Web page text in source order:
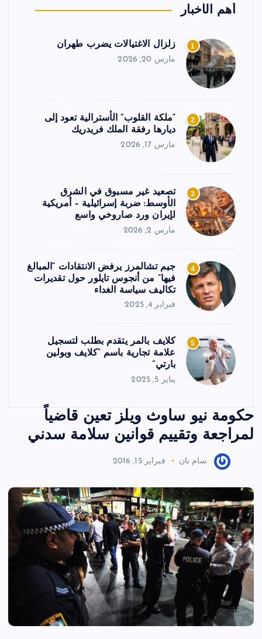
أهم الأخبار
1 زلزال الاغتيالات يضرب طهران
مارس 20, 2026
2
“ملكة القلوب” الأسترالية تعود إلى
ديارها رفقة الملك فريدريك
مارس 17, 2026
3
تصعيد غير مسبوق في الشرق
الأوسط: ضربة إسرائيلية – أمريكية
لإيران ورد صاروخي واسع
مارس 2, 2026
4
جيم تشالمرز يرفض الانتقادات “المبالغ
فيها” من أنجوس تايلور حول تقديرات
تكاليف سياسة الغداء
فبراير 4, 2025
5
كلايف بالمر يتقدم بطلب لتسجيل
علامة تجارية باسم “كلايف وبولين
بارتي”
يناير 5, 2025
حكومة نيو ساوث ويلز تعين قاضياً
لمراجعة وتقييم قوانين سلامة سدني
سام نان فبراير 15, 2016